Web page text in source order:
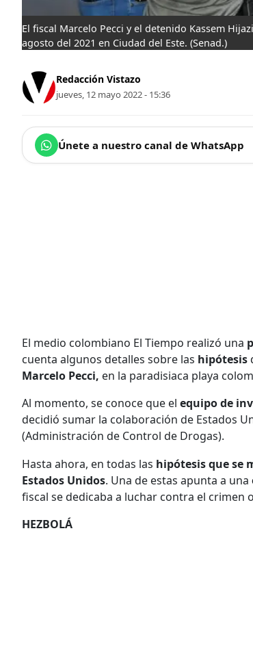
El fiscal Marcelo Pecci y el detenido Kassem
agosto del 2021 en Ciudad del Este. (Senad.)
Redacción Vistazo
jueves, 12 mayo 2022 - 15:36
Únete a nuestro canal de WhatsApp
El medio colombiano El Tiempo realizó una
cuenta algunos detalles sobre las hipótesis
Marcelo Pecci, en la paradisiaca playa
Al momento, se conoce que el equipo de
decidió sumar la colaboración de Estados
(Administración de Control de Drogas).
Hasta ahora, en todas las hipótesis que se
Estados Unidos. Una de estas apunta a una
fiscal se dedicaba a luchar contra el crimen
HEZBOLÁ